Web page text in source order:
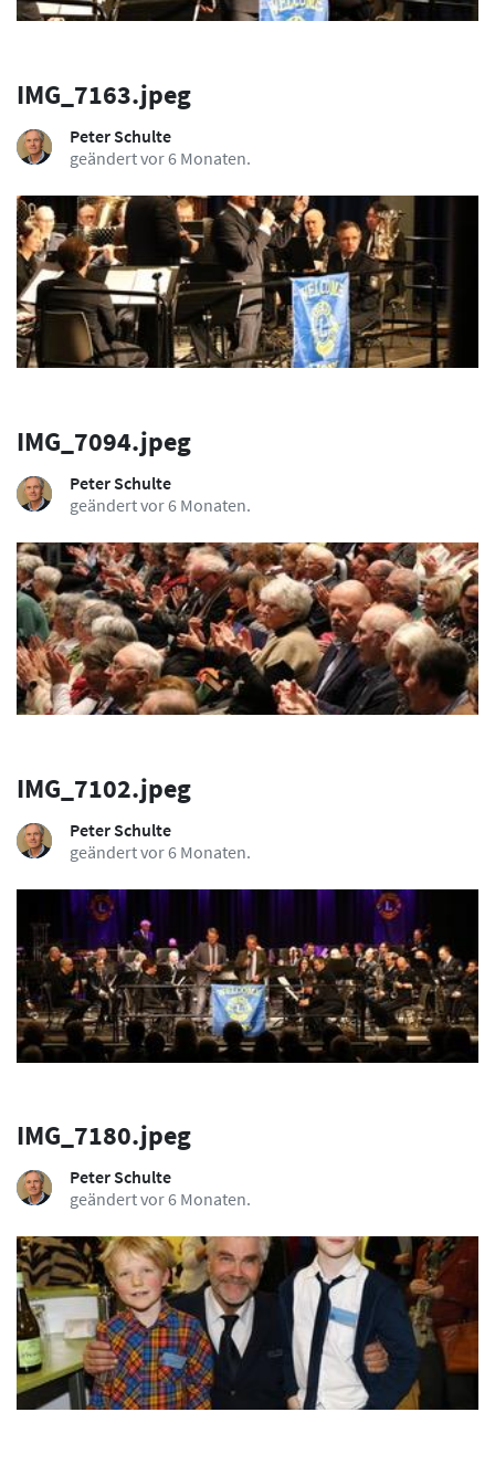
IMG_7163.jpeg
Peter Schulte
geändert vor 6 Monaten.
IMG_7094.jpeg
Peter Schulte
geändert vor 6 Monaten.
IMG_7102.jpeg
Peter Schulte
geändert vor 6 Monaten.
IMG_7180.jpeg
Peter Schulte
geändert vor 6 Monaten.